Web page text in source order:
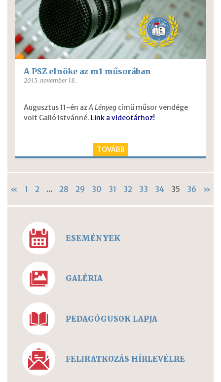
A PSZ elnöke az m1 műsorában
2015. november 18.
Augusztus 11-én azA Lényegcímű műsor vendége
volt Galló Istvánné. Link a videotárhoz!
TOVÁBB
« 1 2 ... 28 29 30 31 32 33 34 35 36 »
ESEMÉNYEK
GALÉRIA
PEDAGÓGUSOK LAPJA
FELIRATKOZÁS HÍRLEVÉLRE